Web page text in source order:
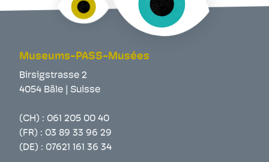
Museums-PASS-Musées
Birsigstrasse 2
4054 Bâle | Suisse
(CH) : 061 205 00 40
(FR) : 03 89 33 96 29
(DE) : 07621 161 36 34